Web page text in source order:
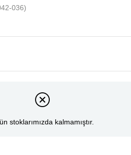
036)
stoklarımızda kalmamıştır.